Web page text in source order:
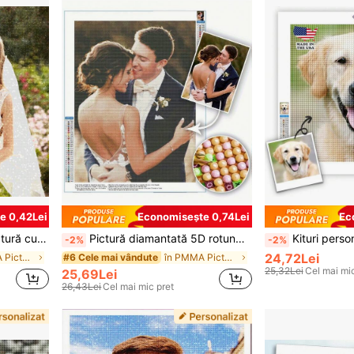
0,42Lei
de nuntă, cadou de zi de naștere, cadou de aniversare
în PMMA Pictură cu diamante personalizată DIY
Economisește 0,74Lei
-2% Pictură diamantată 5D rotundă personalizată din fotografii, decor complet cu diamante pentru sufragerie, set de artă DIY cu broderie, mozaic decorativ pentru casă pentru adulți, cadou pentru sărbători și aniversare, cadou de casă nouă
#6 Cele mai vândute în PMMA Pictură cu diamante personalizată DIY
25,69Lei
26,43LeiCel mai mic pret
-2% Kituri personalizate de pictură cu diamante pentru adulți, artă cu diamante personalizată din fotografie și text pentru decorul
24,72Lei
25,32LeiCel mai